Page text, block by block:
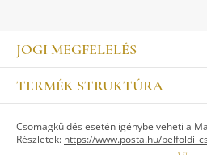
JOGI MEGFELELÉS
Impresszum
Kapcsolat
Jogi nyilatkozat
TERMÉK STRUKTÚRA
ASZTALKULTÚRA
Csomagküldés esetén igénybe veheti a
Részletek: https://www.posta.hu/